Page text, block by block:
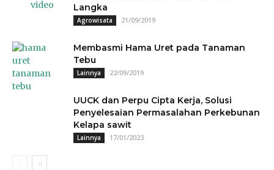
Langka
Agrowisata 21/09/2019
Membasmi Hama Uret pada Tanaman
Tebu
Lainnya 22/09/2019
UUCK dan Perpu Cipta Kerja, Solusi
Penyelesaian Permasalahan Perkebunan
Kelapa sawit
Lainnya 17/01/2023